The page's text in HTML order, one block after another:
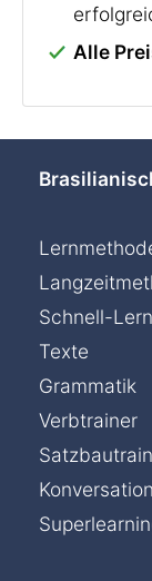
Alle
Schnell-
Texte
Grammatik
Verbtrainer